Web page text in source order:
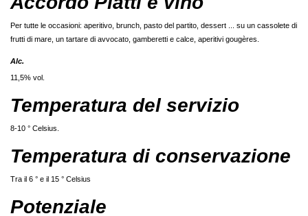
Per tutte le occasioni: aperitivo, brunch, pasto del partito, dessert ... su un cassolete di
frutti di mare, un tartare di avvocato, gamberetti e calce, aperitivi gougères.
Alc.
11,5% vol.
Temperatura del servizio
8-10 ° Celsius.
Temperatura di conservazione
Tra il 6 ° e il 15 ° Celsius
Potenziale